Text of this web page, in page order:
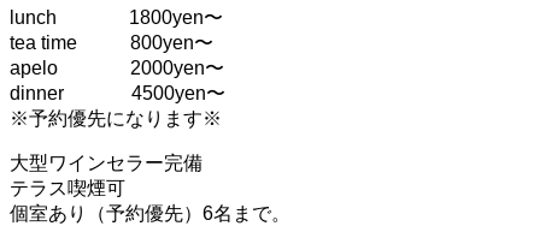
lunch 1800yen〜
tea time 800yen〜
apelo 2000yen〜
dinner 4500yen〜
※予約優先になります※
大型ワインセラー完備
テラス喫煙可
個室あり（予約優先）6名まで。